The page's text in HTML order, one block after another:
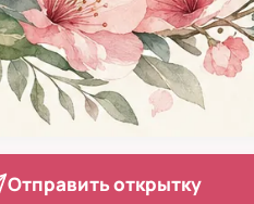
Отправить открытку